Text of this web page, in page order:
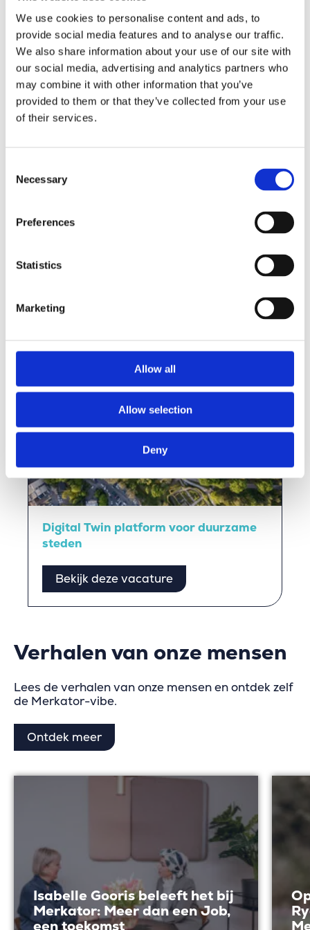
We use cookies to personalise content and ads, to
provide social media features and to analyse our traffic.
We also share information about your use of our site with
our social media, advertising and analytics partners who
may combine it with other information that you’ve
provided to them or that they’ve collected from your use
of their services.
Selection
Necessary
Preferences
Statistics
Marketing
Allow all
Allow selection
Deny
Bekijk deze vacature
Digital Twin platform voor duurzame
steden
Bekijk deze vacature
Verhalen van onze mensen
Lees de verhalen van onze mensen en ontdek zelf
de Merkator-vibe.
Ontdek meer
Isabelle Gooris beleeft het bij
Merkator: Meer dan een Job,
een toekomst